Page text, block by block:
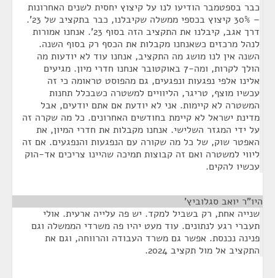
כבר בספטמבר הודיעו לנו על קיצוץ יחסית לשנים האחרונות
– 30% קיצוץ בכספי ממשלה שקיבלנו, כבר בתקציב של 23'.
דרך אגב, קיבלנו את התקציב הזה בסוף 23'. אנחנו אמורות
לנהל מרכזים כשאנחנו מקבלות את הכסף רק בסוף השנה.
השנה אין לנו מושג מה התקציב, אנחנו עוד לא יודעות מה
הולך לקרות, ומה-7 באוקטובר אנחנו חדרי מיון. מגיעים
אלינו אלפי נפגעות ונפגעים, גם מהפוסט טראומה כי זה
עכשיו מוצף, טריגר, הליוויים למשטרה כשבכלל תחנות
המשטרה לא קיימות. אני לא יודעת אם אתם יודעים, אבל
מדינת ישראל לא קיימת בחודשים האחרונים. כל מה שקרה זה
על ידי המגזר השלישי. אנחנו מקבלות את חדרי המיון, את
האפטר שוק, של כל מה שקורה עם הנפגעות והנפגעים. אם זה
ליווי למשטרה ואם זה קבוצות תמיכה שהיינו צריכים אד-הוק
עכשיו להקים.
היו"ר יואב סגלוביץ'
שנייה אחת, רק בשביל למקד. יש פה עלייה ארעית. אולי
תעברי רגע לנתונים. עוד מעט יהיו פה משרדי הממשלה וגם
פנינה נכנסת. אפשר גם משרד העבודה והרווחה, וגם את
התקציב אל מול תקציב 2024.